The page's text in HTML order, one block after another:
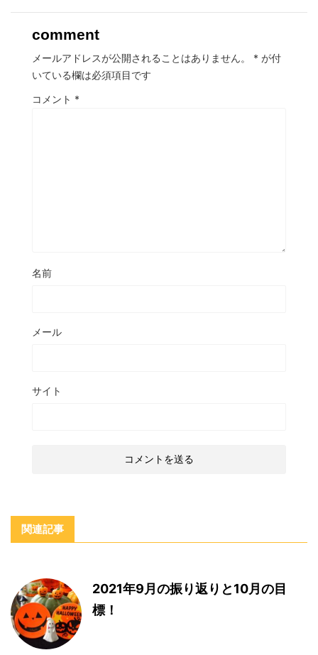
comment
メールアドレスが公開されることはありません。 * が付
いている欄は必須項目です
コメント *
名前
メール
サイト
関連記事
2021年9月の振り返りと10月の目
標！